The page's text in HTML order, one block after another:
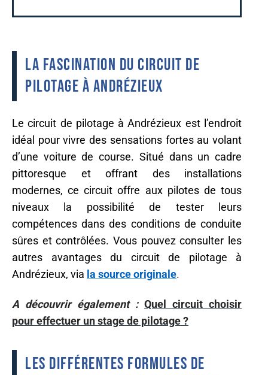
La fascination du circuit de
pilotage à Andrézieux
Le circuit de pilotage à Andrézieux est l’endroit
idéal pour vivre des sensations fortes au volant
d’une voiture de course. Situé dans un cadre
pittoresque et offrant des installations
modernes, ce circuit offre aux pilotes de tous
niveaux la possibilité de tester leurs
compétences dans des conditions de conduite
sûres et contrôlées. Vous pouvez consulter les
autres avantages du circuit de pilotage à
Andrézieux, via la source originale.
A découvrir également : Quel circuit choisir
pour effectuer un stage de pilotage ?
Les différentes formules de